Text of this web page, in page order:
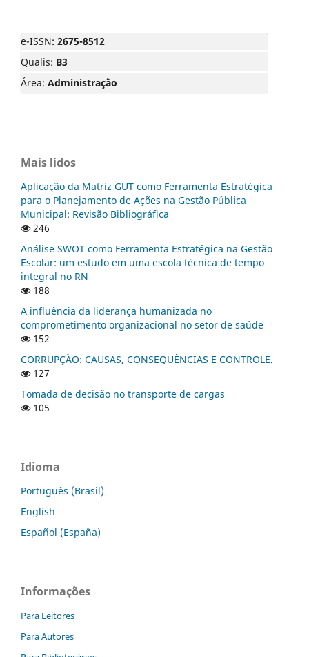
e-ISSN: 2675-8512
Qualis: B3
Área: Administração
Mais lidos
Aplicação da Matriz GUT como Ferramenta Estratégica
para o Planejamento de Ações na Gestão Pública
Municipal: Revisão Bibliográfica
246
Análise SWOT como Ferramenta Estratégica na Gestão
Escolar: um estudo em uma escola técnica de tempo
integral no RN
188
A influência da liderança humanizada no
comprometimento organizacional no setor de saúde
152
CORRUPÇÃO: CAUSAS, CONSEQUÊNCIAS E CONTROLE.
127
Tomada de decisão no transporte de cargas
105
Idioma
Português (Brasil)
English
Español (España)
Informações
Para Leitores
Para Autores